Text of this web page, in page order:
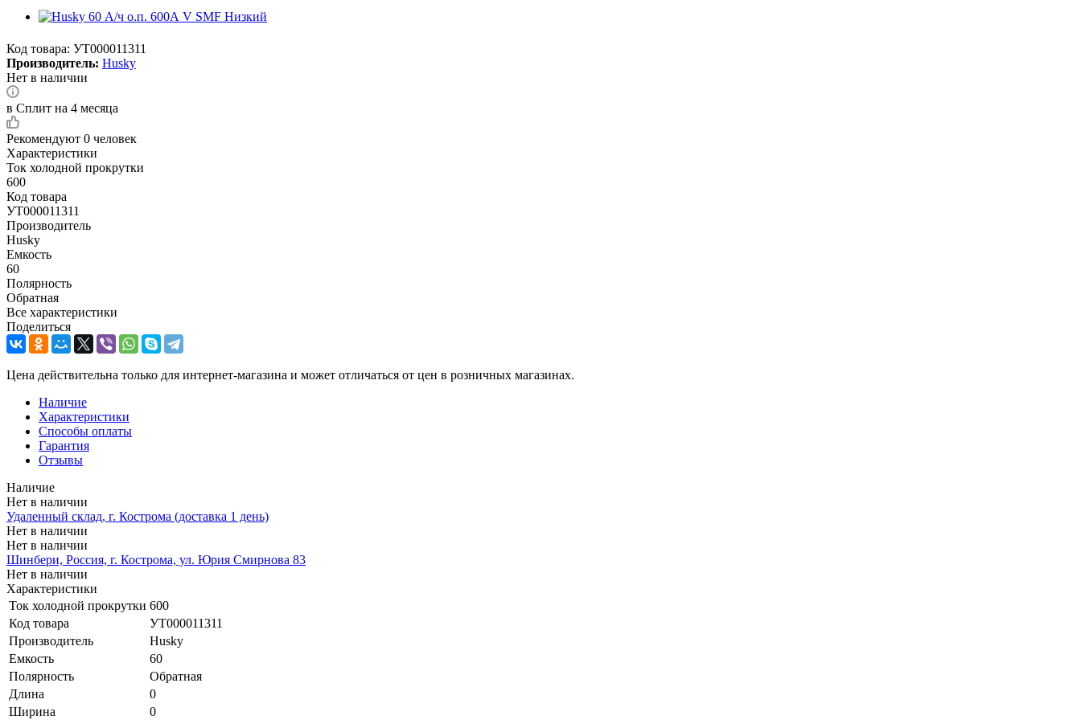
Код товара: УТ000011311
Производитель: Husky
Нет в наличии
в Сплит на 4 месяца
Рекомендуют 0 человек
Характеристики
Ток холодной прокрутки
600
Код товара
УТ000011311
Производитель
Husky
Емкость
60
Полярность
Обратная
Все характеристики
Поделиться
Цена действительна только для интернет-магазина и может отличаться от цен в розничных магазинах.
Наличие
Характеристики
Способы оплаты
Гарантия
Отзывы
Наличие
Нет в наличии
Удаленный склад, г. Кострома (доставка 1 день)
Нет в наличии
Нет в наличии
Шинбери, Россия, г. Кострома, ул. Юрия Смирнова 83
Нет в наличии
Характеристики
Ток холодной прокрутки 600
Код товара
УТ000011311
Производитель
Husky
Емкость
60
Полярность
Обратная
Длина
0
Ширина
0